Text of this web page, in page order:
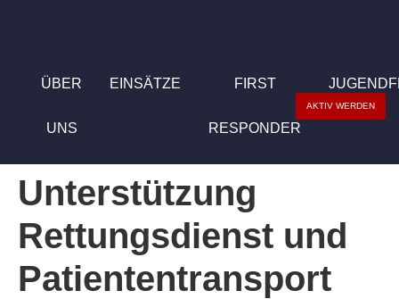
ÜBER
UNS
EINSÄTZE FIRST
RESPONDER
AKTIV WERDEN
Unterstützung
Rettungsdienst und
Patiententransport